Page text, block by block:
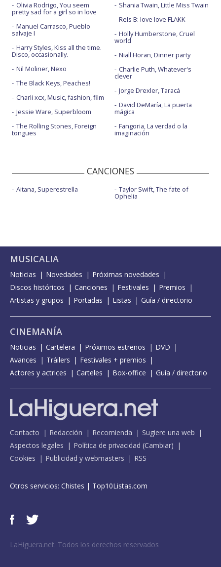
Olivia Rodrigo, You seem
pretty sad for a girl so in love
Manuel Carrasco, Pueblo
salvaje I
Harry Styles, Kiss all the time.
Disco, occasionally.
Nil Moliner, Nexo
The Black Keys, Peaches!
Charli xcx, Music, fashion, film
Jessie Ware, Superbloom
The Rolling Stones, Foreign
tongues
Shania Twain, Little Miss Twain
Rels B: love love FLAKK
Holly Humberstone, Cruel
world
Niall Horan, Dinner party
Charlie Puth, Whatever's
clever
Jorge Drexler, Taracá
David DeMaría, La puerta
mágica
Fangoria, La verdad o la
imaginación
CANCIONES
Aitana, Superestrella Taylor Swift, The fate of
Ophelia
MUSICALIA
Noticias Novedades
Próximas novedades
Discos históricos
Canciones Festivales
Premios
Artistas y grupos
Portadas Listas Guía / directorio
CINEMANÍA
Noticias Cartelera Próximos estrenos
DVD
Avances
Tráilers
Festivales + premios
Actores y actrices
Carteles Box-office Guía / directorio
Contacto Redacción Recomienda
Sugiere una web
Aspectos legales
Política de privacidad (Cambiar)
Cookies
Publicidad y webmasters RSS
Otros servicios: Chistes | Top10Listas.com
LaHiguera.net. Todos los derechos reservados